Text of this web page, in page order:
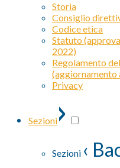
Storia
Consiglio
Codice etica
Statuto
2022)
Regolamento
(aggiornamento
Privacy
Sezioni›
Sezioni ‹